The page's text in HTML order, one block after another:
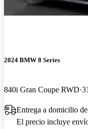
2024 BMW 8 Series
840i Gran Coupe RWD
Entrega a domicilio
El precio incluye